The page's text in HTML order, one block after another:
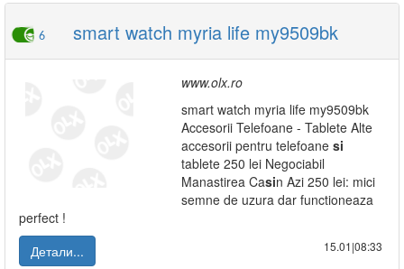
6 smart watch myria life my9509bk
www.olx.ro
smart watch myria life my9509bk
Accesorii Telefoane - Tablete Alte
accesorii pentru telefoane si
tablete 250 lei Negociabil
Manastirea Casin Azi 250 lei: mici
semne de uzura dar functioneaza
perfect !
Детали...
15.01|08:33